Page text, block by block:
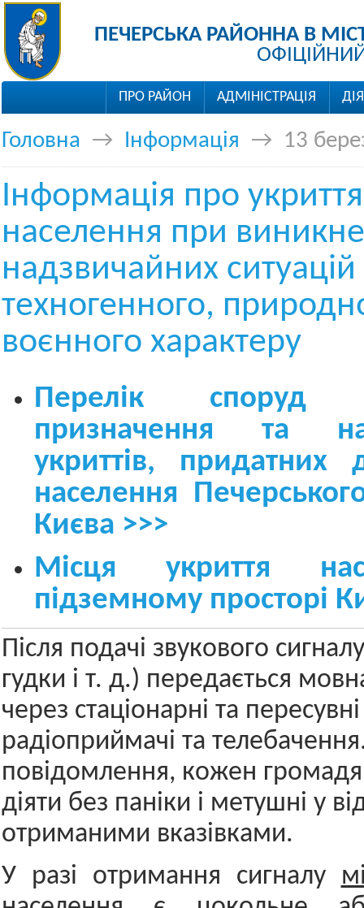
ПЕЧЕРСЬКА РАЙОННА В
ПРО РАЙОН АДМІНІСТРАЦІЯ
Головна → Інформація → 13
Інформація про укриття
населення при
надзвичайних ситуацій
техногенного,
воєнного характеру
Перелік споруд
призначення та
укриттів, придатних
населення
Києва >>>
Місця укриття
підземному просторі
Після подачі звукового
гудки і т. д.) передається
через стаціонарні та
радіоприймачі та
повідомлення, кожен
діяти без паніки і метушні у
отриманими вказівками.
У разі отримання сигналу